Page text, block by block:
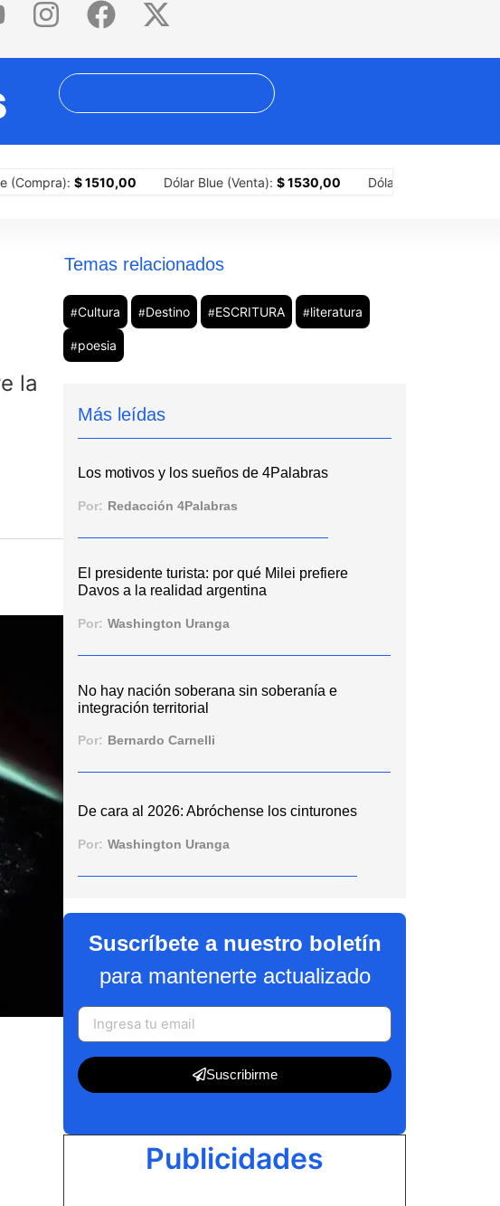
asume la presidencia de Colombia La dieta puede esperar: 4 ferias
$ 1510,00 Dólar Blue (Venta):$ 1530,00 Dólar MEP (Compra):
la
Temas relacionados
#Cultura #Destino #ESCRITURA #literatura
#poesia
Más leídas
Los motivos y los sueños de 4Palabras
Por: Redacción 4Palabras
El presidente turista: por qué Milei prefiere
Davos a la realidad argentina
Por: Washington Uranga
No hay nación soberana sin soberanía e
integración territorial
Por: Bernardo Carnelli
De cara al 2026: Abróchense los cinturones
Por: Washington Uranga
Suscríbete a nuestro boletín
para mantenerte actualizado
Suscribirme
Publicidades